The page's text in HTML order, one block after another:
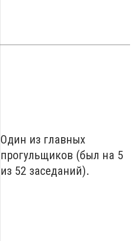
Один из главных
прогульщиков (был на 5
из 52 заседаний).